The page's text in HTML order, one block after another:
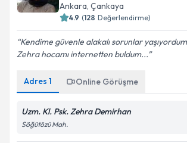
Ankara, Çankaya
4.9 (128 Değerlendirme)
Kendime güvenle alakalı sorunlar
Zehra hocamı internetten buldum...
Adres 1 Online Görüşme
Uzm. Kl. Psk. Zehra Demirhan
Söğütözü Mah.